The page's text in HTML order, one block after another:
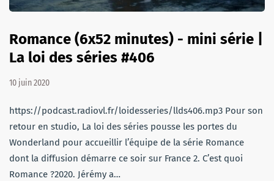
Romance (6x52 minutes) - mini série |
La loi des séries #406
10 juin 2020
https://podcast.radiovl.fr/loidesseries/llds406.mp3 Pour son
retour en studio, La loi des séries pousse les portes du
Wonderland pour accueillir l’équipe de la série Romance
dont la diffusion démarre ce soir sur France 2. C’est quoi
Romance ?2020. Jérémy a…